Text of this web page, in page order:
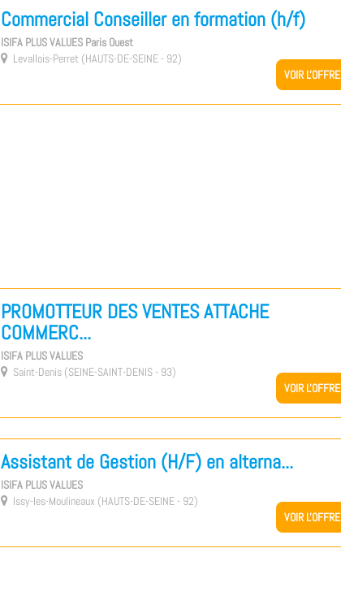
Commercial Conseiller en formation (h/f)
ISIFA PLUS VALUES Paris Ouest
 Levallois-Perret (HAUTS-DE-SEINE - 92)
VOIR L'OFFRE
PROMOTTEUR DES VENTES ATTACHE
COMMERC...
ISIFA PLUS VALUES
 Saint-Denis (SEINE-SAINT-DENIS - 93)
VOIR L'OFFRE
Assistant de Gestion (H/F) en alterna...
ISIFA PLUS VALUES
 Issy-les-Moulineaux (HAUTS-DE-SEINE - 92)
VOIR L'OFFRE